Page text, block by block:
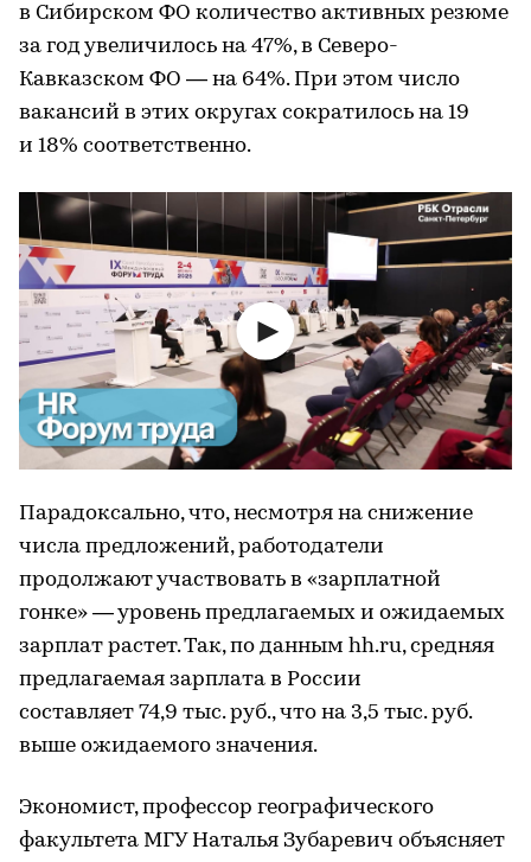
в Сибирском ФО количество активных резюме
за год увеличилось на 47%, в Северо-
Кавказском ФО — на 64%. При этом число
вакансий в этих округах сократилось на 19
и 18% соответственно.
Парадоксально, что, несмотря на снижение
числа предложений, работодатели
продолжают участвовать в «зарплатной
гонке» — уровень предлагаемых и ожидаемых
зарплат растет. Так, по данным hh.ru, средняя
предлагаемая зарплата в России
составляет 74,9 тыс. руб., что на 3,5 тыс. руб.
выше ожидаемого значения.
Экономист, профессор географического
факультета МГУ Наталья Зубаревич объясняет